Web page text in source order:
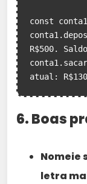
const
R$500.
atual:
6. Boas
Nomeie
letra